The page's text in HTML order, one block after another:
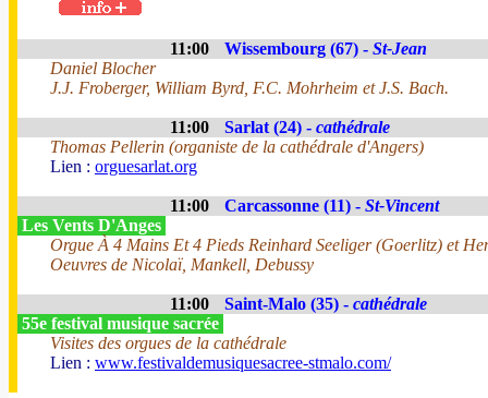
11:00 Wissembourg (67) - St-Jean
Daniel Blocher
J.J. Froberger, William Byrd, F.C. Mohrheim et J.S. Bach.
11:00 Sarlat (24) - cathédrale
Thomas Pellerin (organiste de la cathédrale d'Angers)
Lien : orguesarlat.org
11:00 Carcassonne (11) - St-Vincent
Les Vents D'Anges
Orgue À 4 Mains Et 4 Pieds Reinhard Seeliger (Goerlitz) et
Oeuvres de Nicolaï, Mankell, Debussy
11:00 Saint-Malo (35) - cathédrale
55e festival musique sacrée
Visites des orgues de la cathédrale
Lien : www.festivaldemusiquesacree-stmalo.com/